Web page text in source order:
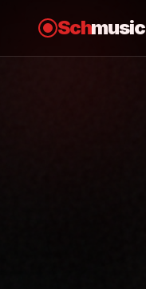
Schmusic